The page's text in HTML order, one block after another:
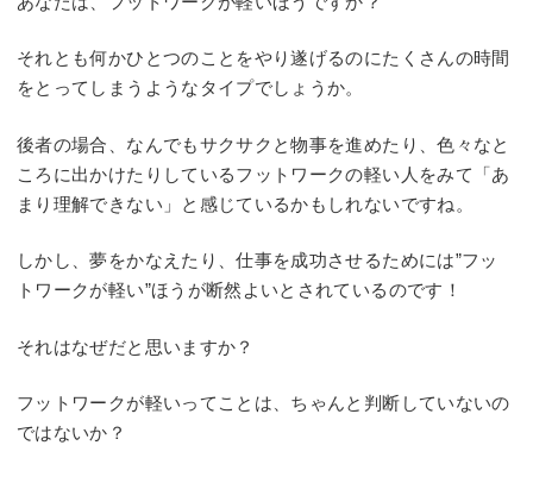
それとも何かひとつのことをやり遂げるのにたくさんの時間
をとってしまうようなタイプでしょうか。
後者の場合、なんでもサクサクと物事を進めたり、色々なと
ころに出かけたりしているフットワークの軽い人をみて「あ
まり理解できない」と感じているかもしれないですね。
しかし、夢をかなえたり、仕事を成功させるためには”フッ
トワークが軽い”ほうが断然よいとされているのです！
それはなぜだと思いますか？
フットワークが軽いってことは、ちゃんと判断していないの
ではないか？